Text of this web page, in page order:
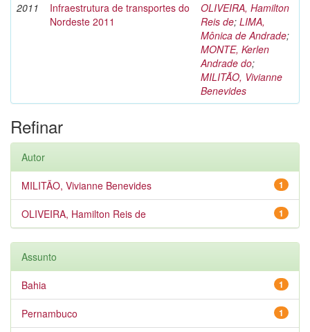
2011
Infraestrutura de transportes do
Nordeste 2011
OLIVEIRA, Hamilton
Reis de; LIMA,
Mônica de Andrade;
MONTE, Kerlen
Andrade do;
MILITÃO, Vivianne
Benevides
Refinar
Autor
1
MILITÃO, Vivianne Benevides
1
OLIVEIRA, Hamilton Reis de
Assunto
1
Bahia
1
Pernambuco